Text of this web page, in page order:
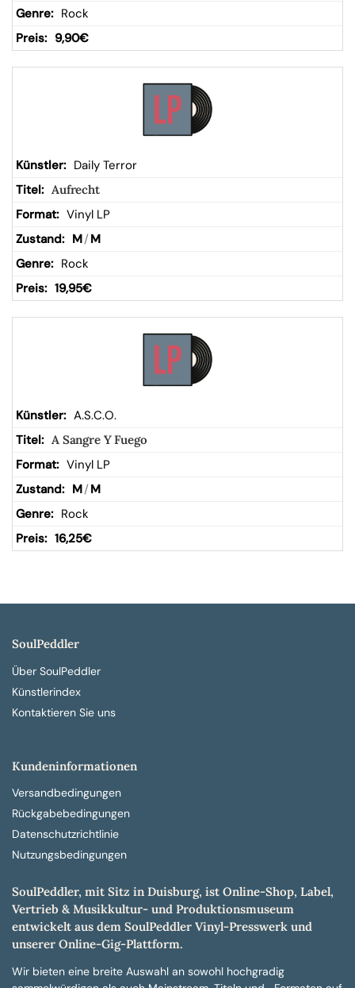
Rock
9,90€
Daily Terror
Aufrecht
Vinyl LP
M/ M
Rock
19,95€
A.S.C.O.
A Sangre Y Fuego
Vinyl LP
M/ M
Rock
16,25€
SoulPeddler
Über SoulPeddler
Künstlerindex
Kontaktieren Sie uns
Kundeninformationen
Versandbedingungen
Rückgabebedingungen
Datenschutzrichtlinie
Nutzungsbedingungen
SoulPeddler, mit Sitz in Duisburg, ist Online-Shop, Label,
Vertrieb & Musikkultur- und Produktionsmuseum
entwickelt aus dem SoulPeddler Vinyl-Presswerk und
unserer Online-Gig-Plattform.
Wir bieten eine breite Auswahl an sowohl hochgradig